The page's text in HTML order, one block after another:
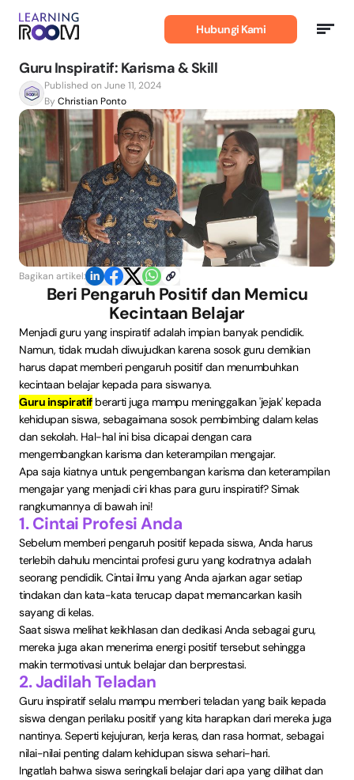
Belajar
Bahasa
Hubungi Kami
Guru Inspiratif: Karisma & Skill
Published on June 11, 2024
By Christian Ponto
Bagikan artikel:
Beri Pengaruh Positif dan Memicu
Kecintaan Belajar
Menjadi guru yang inspiratif adalah impian banyak pendidik.
Namun, tidak mudah diwujudkan karena sosok guru demikian
harus dapat memberi pengaruh positif dan menumbuhkan
kecintaan belajar kepada para siswanya.
Guru inspiratifberarti juga mampu meninggalkan 'jejak' kepada
kehidupan siswa, sebagaimana sosok pembimbing dalam kelas
dan sekolah. Hal-hal ini bisa dicapai dengan cara
mengembangkan karisma dan keterampilan mengajar.
Apa saja kiatnya untuk pengembangan karisma dan keterampilan
mengajar yang menjadi ciri khas para guru inspiratif? Simak
rangkumannya di bawah ini!
1. Cintai Profesi Anda
Sebelum memberi pengaruh positif kepada siswa, Anda harus
terlebih dahulu mencintai profesi guru yang kodratnya adalah
seorang pendidik. Cintai ilmu yang Anda ajarkan agar setiap
tindakan dan kata-kata terucap dapat memancarkan kasih
sayang di kelas.
Saat siswa melihat keikhlasan dan dedikasi Anda sebagai guru,
mereka juga akan menerima energi positif tersebut sehingga
makin termotivasi untuk belajar dan berprestasi.
2. Jadilah Teladan
Guru inspiratif selalu mampu memberi teladan yang baik kepada
siswa dengan perilaku positif yang kita harapkan dari mereka juga
nantinya. Seperti kejujuran, kerja keras, dan rasa hormat, sebagai
nilai-nilai penting dalam kehidupan siswa sehari-hari.
Ingatlah bahwa siswa seringkali belajar dari apa yang dilihat dan